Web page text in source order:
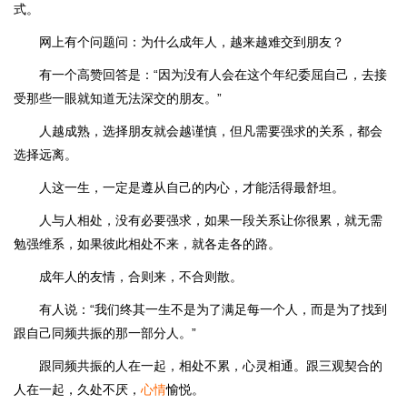
式。
网上有个问题问：为什么成年人，越来越难交到朋友？
有一个高赞回答是：“因为没有人会在这个年纪委屈自己，去接
受那些一眼就知道无法深交的朋友。”
人越成熟，选择朋友就会越谨慎，但凡需要强求的关系，都会
选择远离。
人这一生，一定是遵从自己的内心，才能活得最舒坦。
人与人相处，没有必要强求，如果一段关系让你很累，就无需
勉强维系，如果彼此相处不来，就各走各的路。
成年人的友情，合则来，不合则散。
有人说：“我们终其一生不是为了满足每一个人，而是为了找到
跟自己同频共振的那一部分人。”
跟同频共振的人在一起，相处不累，心灵相通。跟三观契合的
人在一起，久处不厌， 心情愉悦。